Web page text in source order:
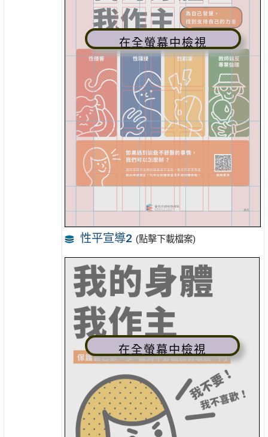
在全螢幕中檢視
性平宣導2 (點擊下載檔案)
在全螢幕中檢視